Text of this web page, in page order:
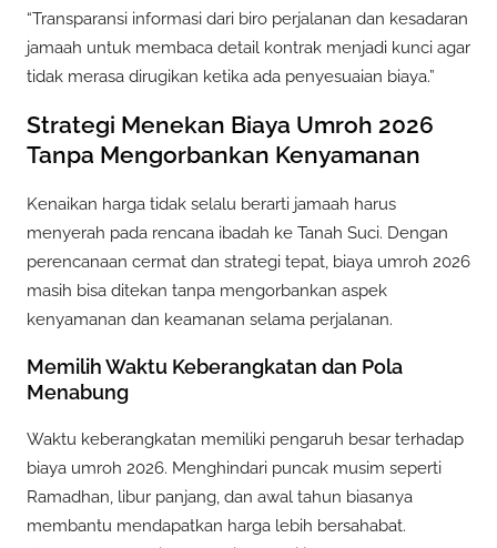
“Transparansi informasi dari biro perjalanan dan kesadaran
jamaah untuk membaca detail kontrak menjadi kunci agar
tidak merasa dirugikan ketika ada penyesuaian biaya.”
Strategi Menekan Biaya Umroh 2026
Tanpa Mengorbankan Kenyamanan
Kenaikan harga tidak selalu berarti jamaah harus
menyerah pada rencana ibadah ke Tanah Suci. Dengan
perencanaan cermat dan strategi tepat, biaya umroh 2026
masih bisa ditekan tanpa mengorbankan aspek
kenyamanan dan keamanan selama perjalanan.
Memilih Waktu Keberangkatan dan Pola
Menabung
Waktu keberangkatan memiliki pengaruh besar terhadap
biaya umroh 2026. Menghindari puncak musim seperti
Ramadhan, libur panjang, dan awal tahun biasanya
membantu mendapatkan harga lebih bersahabat.